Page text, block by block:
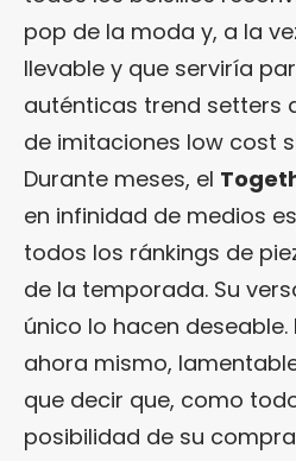
pop de la moda y, a la
llevable y que serviría
auténticas trend setters
de imitaciones low cost
Durante meses, el
en infinidad de medios
todos los ránkings de
de la temporada. Su
único lo hacen deseable.
ahora mismo,
que decir que, como
posibilidad de su